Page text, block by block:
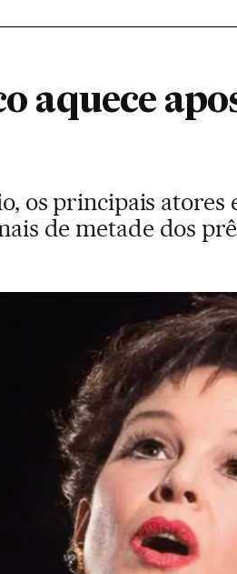
aquece
os principais atores
de metade dos